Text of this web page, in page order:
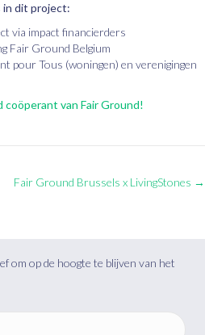
in dit project:
via impact financierders
Fair Ground Belgium
pour Tous (woningen) en verenigingen
coöperant van Fair Ground!
Fair Ground Brussels x LivingStones →
om op de hoogte te blijven van het